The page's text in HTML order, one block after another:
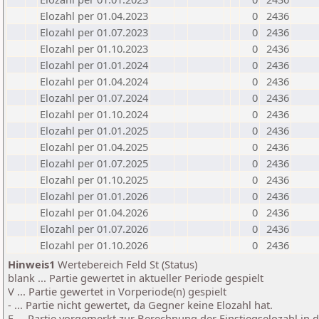
Elozahl per 01.04.2023
0 2436
Elozahl per 01.07.2023
0 2436
Elozahl per 01.10.2023
0 2436
Elozahl per 01.01.2024
0 2436
Elozahl per 01.04.2024
0 2436
Elozahl per 01.07.2024
0 2436
Elozahl per 01.10.2024
0 2436
Elozahl per 01.01.2025
0 2436
Elozahl per 01.04.2025
0 2436
Elozahl per 01.07.2025
0 2436
Elozahl per 01.10.2025
0 2436
Elozahl per 01.01.2026
0 2436
Elozahl per 01.04.2026
0 2436
Elozahl per 01.07.2026
0 2436
Elozahl per 01.10.2026
0 2436
Hinweis1 Wertebereich Feld St (Status)
blank ... Partie gewertet in aktueller Periode gespielt
V ... Partie gewertet in Vorperiode(n) gespielt
- ... Partie nicht gewertet, da Gegner keine Elozahl hat.